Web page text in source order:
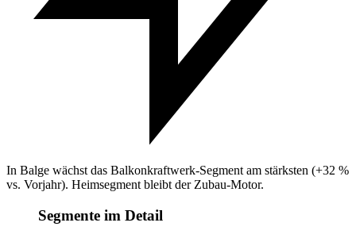
In Balge wächst das Balkonkraftwerk-Segment am stärksten (+32 %
vs. Vorjahr). Heimsegment bleibt der Zubau-Motor.
Segmente im Detail